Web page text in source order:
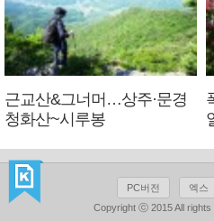
근교산&그너머…상주·문경
청화산~시루봉
PC버전 엑스
Copyright ⓒ 2015 All